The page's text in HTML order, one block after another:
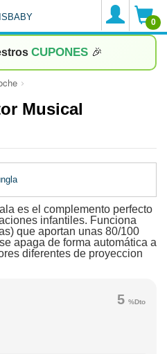
0
CUPONES 🎉
Musical
es el complemento perfecto
infantiles. Funciona
que aportan unas 80/100
apaga de forma automática a
diferentes de proyeccion
5 %Dto